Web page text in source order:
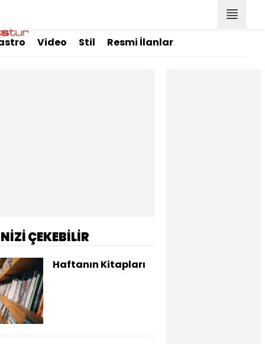
Video Stil Resmi İlanlar
ÇEKEBİLİR
Haftanın Kitapları